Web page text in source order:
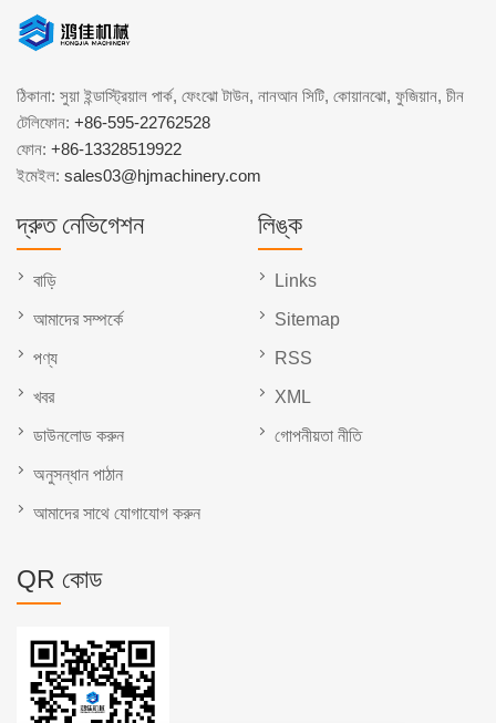
ঠিকানা: সুয়া ইন্ডাস্ট্রিয়াল পার্ক, ফেংঝো টাউন, নানআন সিটি, কোয়ানঝো, ফুজিয়ান, চীন
টেলিফোন: +86-595-22762528
ফোন: +86-13328519922
ইমেইল: sales03@hjmachinery.com
দ্রুত নেভিগেশন
বাড়ি
আমাদের সম্পর্কে
পণ্য
খবর
ডাউনলোড করুন
অনুসন্ধান পাঠান
আমাদের সাথে যোগাযোগ করুন
লিঙ্ক
Links
Sitemap
RSS
XML
গোপনীয়তা নীতি
QR কোড